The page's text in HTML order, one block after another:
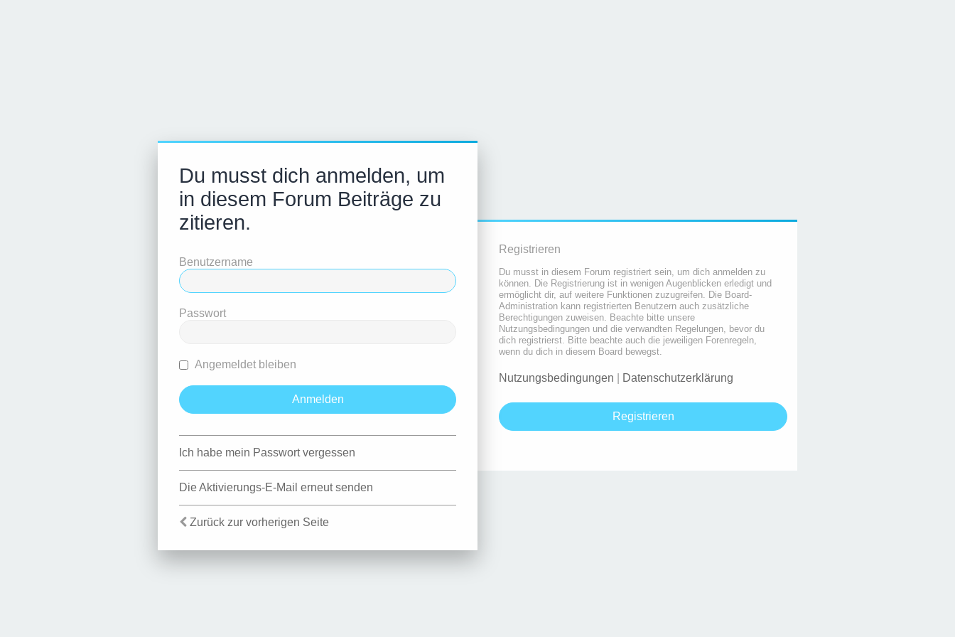
Du musst dich anmelden, um
in diesem Forum Beiträge zu
zitieren.
Benutzername
Passwort
Angemeldet bleiben
Ich habe mein Passwort vergessen
Die Aktivierungs-E-Mail erneut senden
Zurück zur vorherigen Seite
Registrieren
Du musst in diesem Forum registriert sein, um dich anmelden zu
können. Die Registrierung ist in wenigen Augenblicken erledigt und
ermöglicht dir, auf weitere Funktionen zuzugreifen. Die Board-
Administration kann registrierten Benutzern auch zusätzliche
Berechtigungen zuweisen. Beachte bitte unsere
Nutzungsbedingungen und die verwandten Regelungen, bevor du
dich registrierst. Bitte beachte auch die jeweiligen Forenregeln,
wenn du dich in diesem Board bewegst.
Nutzungsbedingungen Datenschutzerklärung
Registrieren